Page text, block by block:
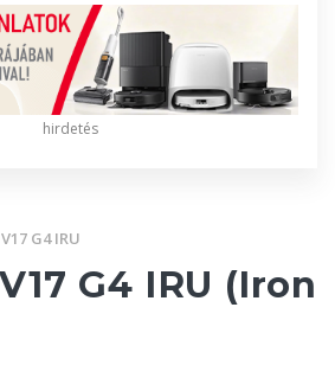
hirdetés
V17 G4 IRU
G4 IRU (Iron